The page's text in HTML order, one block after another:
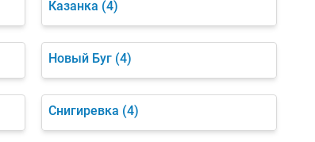
Казанка (4)
Новый Буг (4)
Снигиревка (4)